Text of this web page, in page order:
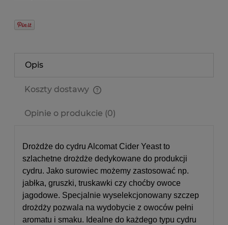
Opis
Koszty dostawy
Opinie o produkcie (0)
Drożdże do cydru Alcomat Cider Yeast to
szlachetne drożdże dedykowane do produkcji
cydru. Jako surowiec możemy zastosować np.
jabłka, gruszki, truskawki czy choćby owoce
jagodowe. Specjalnie wyselekcjonowany szczep
drożdży pozwala na wydobycie z owoców pełni
aromatu i smaku. Idealne do każdego typu cydru